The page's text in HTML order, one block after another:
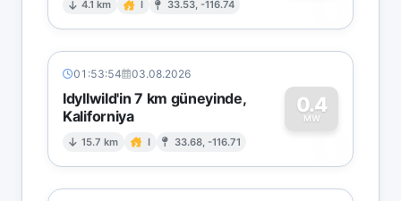
4.1 km I 33.53, -116.74
01:53:54 03.08.2026
Idyllwild'in 7 km güneyinde,
Kaliforniya
15.7 km I 33.68, -116.71
0.4
MW
0